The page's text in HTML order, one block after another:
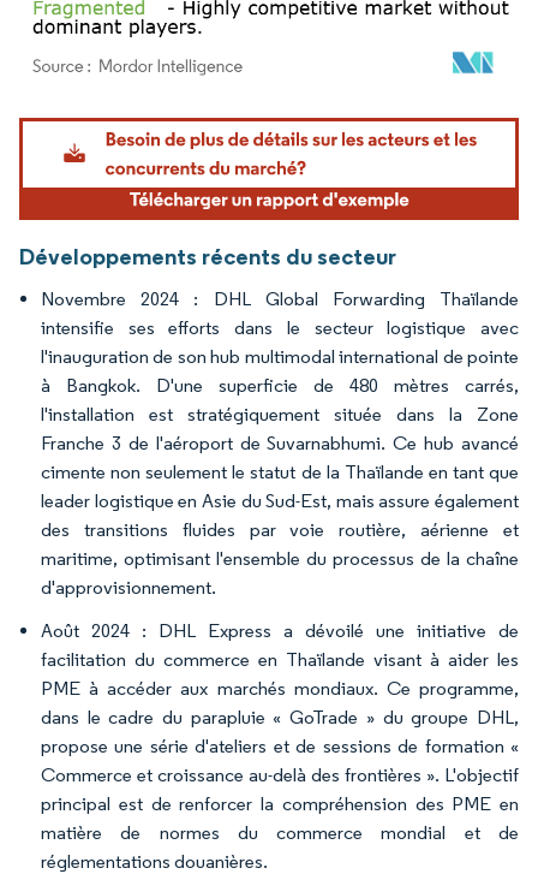
Image © Mordor Intelligence. La réutilisation nécessite une attribution sous CC BY
Développements récents du secteur
Novembre 2024 : DHL Global Forwarding Thaïlande
intensifie ses efforts dans le secteur logistique avec
l'inauguration de son hub multimodal international de pointe
à Bangkok. D'une superficie de 480 mètres carrés,
l'installation est stratégiquement située dans la Zone
Franche 3 de l'aéroport de Suvarnabhumi. Ce hub avancé
cimente non seulement le statut de la Thaïlande en tant que
leader logistique en Asie du Sud-Est, mais assure également
des transitions fluides par voie routière, aérienne et
maritime, optimisant l'ensemble du processus de la chaîne
d'approvisionnement.
Août 2024 : DHL Express a dévoilé une initiative de
facilitation du commerce en Thaïlande visant à aider les
PME à accéder aux marchés mondiaux. Ce programme,
dans le cadre du parapluie « GoTrade » du groupe DHL,
propose une série d'ateliers et de sessions de formation «
Commerce et croissance au-delà des frontières ». L'objectif
principal est de renforcer la compréhension des PME en
matière de normes du commerce mondial et de
réglementations douanières.